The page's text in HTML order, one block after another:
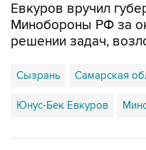
Евкуров вручил
Минобороны РФ за
решении задач,
Сызрань Самарская
Юнус-Бек Евкуров